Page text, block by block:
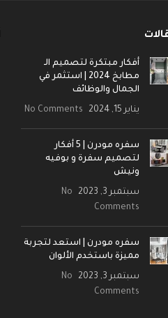
أفكار مبتكرة لتصميم الـ
مطابخ 2024 | استثمر في
الجمال والوظائف
يناير 15, 2024 No Comments
سفره مودرن | 5 أفكار
لتصميم سفرة و بوفيه
ونيش
سبتمبر 3, 2023
No
Comments
سفره مودرن | استعد لتجربة
مميزة باستخدم الألوان
سبتمبر 3, 2023
No
Comments